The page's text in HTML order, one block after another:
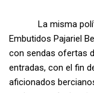
La misma
Embutidos Pajariel
con sendas ofertas
entradas, con el fin
aficionados